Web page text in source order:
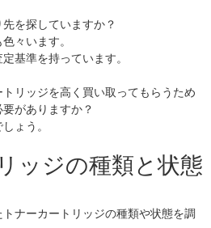
を探していますか？
々います。
基準を持っています。
リッジを高く買い取ってもらうため
がありますか？
ょう。
ッジの種類と状態
ナーカートリッジの種類や状態を調